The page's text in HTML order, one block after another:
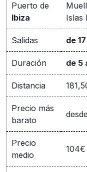
Puerto de
Ibiza
Islas
Salidas de
Duración de 5
Distancia
Precio más
barato
Precio
medio